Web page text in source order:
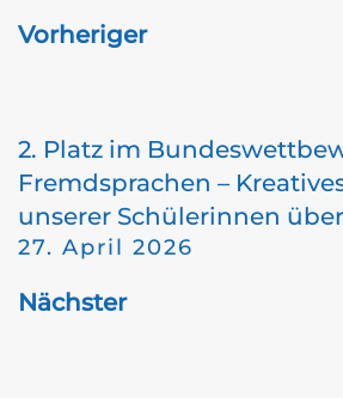
Vorheriger
2. Platz im
Fremdsprachen –
unserer Schülerinnen
27. April 2026
Nächster